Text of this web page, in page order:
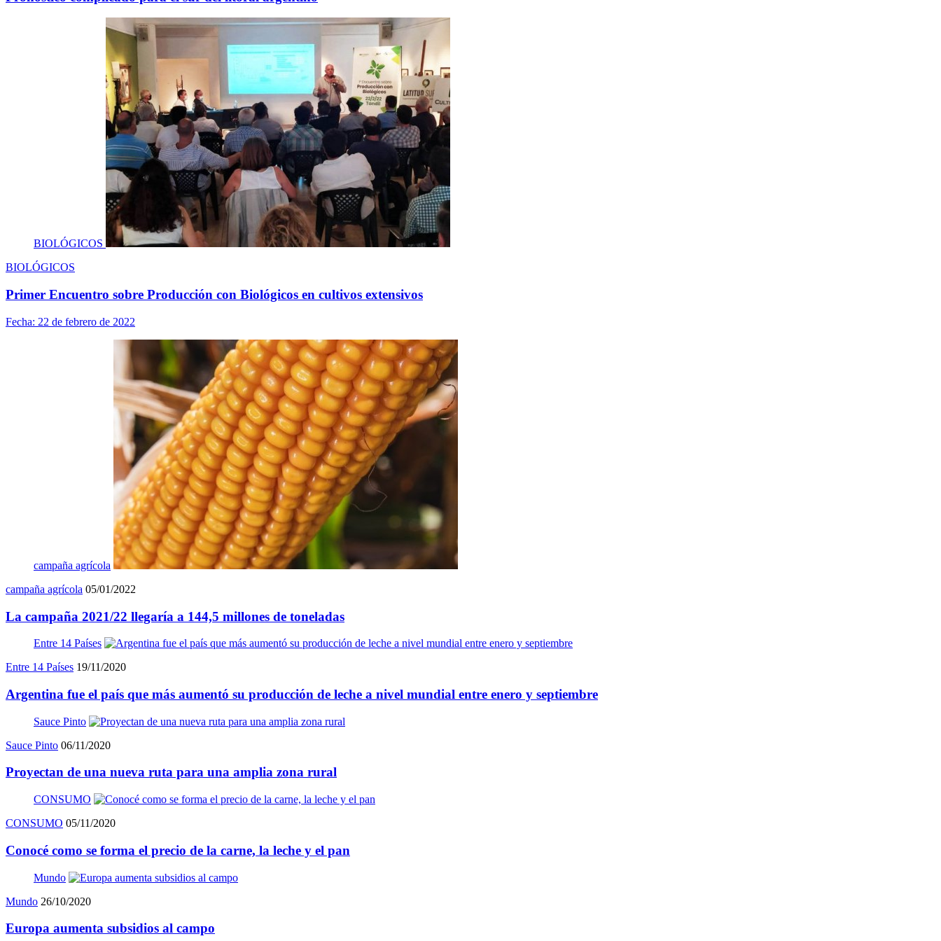
BIOLÓGICOS
BIOLÓGICOS
Primer Encuentro sobre Producción con Biológicos en cultivos extensivos
Fecha: 22 de febrero de 2022
campaña agrícola
campaña agrícola 05/01/2022
La campaña 2021/22 llegaría a 144,5 millones de toneladas
Entre 14 Países
Entre 14 Países 19/11/2020
Argentina fue el país que más aumentó su producción de leche a nivel mundial entre enero y septiembre
Sauce Pinto
Sauce Pinto 06/11/2020
Proyectan de una nueva ruta para una amplia zona rural
CONSUMO
CONSUMO 05/11/2020
Conocé como se forma el precio de la carne, la leche y el pan
Mundo
Mundo 26/10/2020
Europa aumenta subsidios al campo